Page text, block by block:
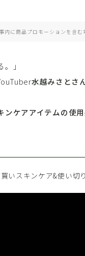
内に商品プロモーションを含む
」
水越みさとさ
ンケアアイテムの使
いスキンケア&使い切